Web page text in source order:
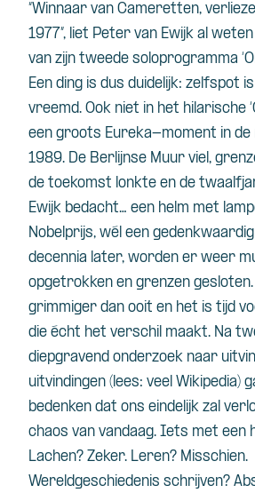
“Winnaar van Cameretten,
1977”, liet Peter van Ewijk al
van zijn tweede soloprogramma
Een ding is dus duidelijk: zelfspot
vreemd. Ook niet in het hilarische
een groots Eureka-moment in de
1989. De Berlijnse Muur viel,
de toekomst lonkte en de
Ewijk bedacht… een helm met
Nobelprijs, wél een
decennia later, worden er weer
opgetrokken en grenzen
grimmiger dan ooit en het is tijd
die écht het verschil maakt. Na
diepgravend onderzoek naar
uitvindingen (lees: veel Wikipedia)
bedenken dat ons eindelijk zal
chaos van vandaag. Iets met een
Lachen? Zeker. Leren? Misschien.
Wereldgeschiedenis schrijven?